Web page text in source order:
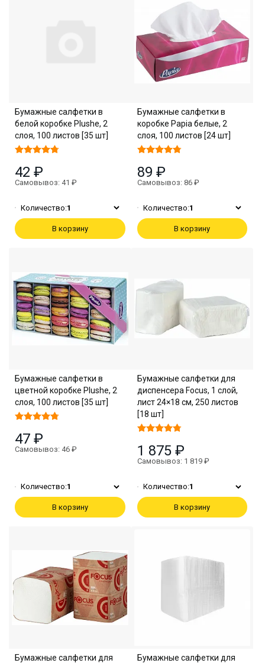
Бумажные салфетки в
белой коробке Plushe, 2
слоя, 100 листов [35 шт]
42 ₽
Самовывоз: 41 ₽
Количество:1
В корзину
Бумажные салфетки в
коробке Papia белые, 2
слоя, 100 листов [24 шт]
89 ₽
Самовывоз: 86 ₽
Количество:1
В корзину
Бумажные салфетки в
цветной коробке Plushe, 2
слоя, 100 листов [35 шт]
47 ₽
Самовывоз: 46 ₽
Количество:1
В корзину
Бумажные салфетки для
диспенсера Focus, 1 слой,
лист 24×18 см, 250 листов
[18 шт]
1 875 ₽
Самовывоз: 1 819 ₽
Количество:1
В корзину
Бумажные салфетки для
Бумажные салфетки для